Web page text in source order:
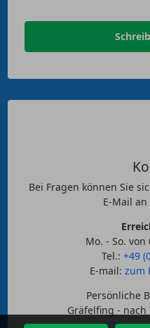
Bei Fragen können Sie
E-Mail
Mo. - So.
Tel.: +49
E-mail: zum
Persönliche
Gräfelfing -